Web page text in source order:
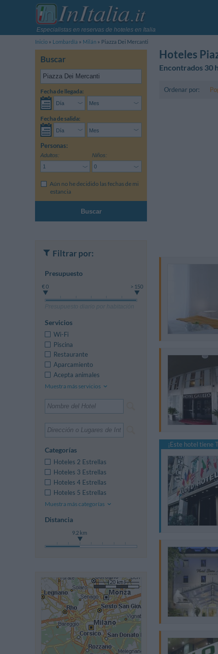
Especialistas en reservas de hoteles en Italia
Inicio
Lombardía Milán Piazza Dei Mercanti
Buscar
Fecha de llegada:
Fecha de salida:
Personas:
Adultos: Niños:
Aún no he decidido las fechas de mi
estancia
Buscar
Hoteles
Encontrados 30
Ordenar por:
¡Este hotel tiene
Filtrar por:
Presupuesto
€ 0 > 150
Presupuesto diario por habitación
Servicios
Wi-Fi
Piscina
Restaurante
Aparcamiento
Acepta animales
Muestra más servicios
Categorías
Hoteles 2 Estrellas
Hoteles 3 Estrellas
Hoteles 4 Estrellas
Hoteles 5 Estrellas
Muestra más categorías
Distancia
9.2 km